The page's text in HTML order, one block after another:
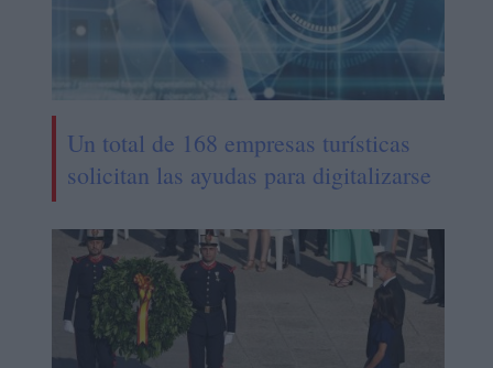
Un total de 168 empresas turísticas
solicitan las ayudas para digitalizarse